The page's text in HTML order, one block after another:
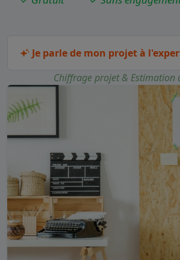
Je parle de mon projet à
Chiffrage projet & Estimation